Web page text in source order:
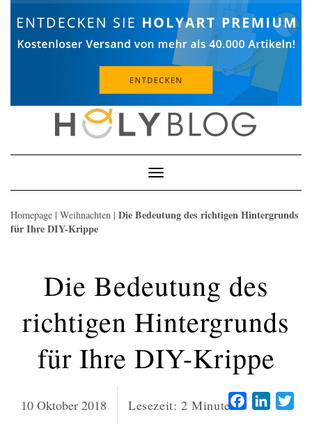
Toggle
Navigation
Homepage | Weihnachten | Die Bedeutung des richtigen Hintergrunds
für Ihre DIY-Krippe
Die Bedeutung des
richtigen Hintergrunds
für Ihre DIY-Krippe
10 Oktober 2018 Lesezeit: 2 Minuten Facebook